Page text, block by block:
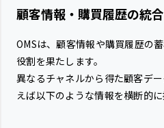
顧客情報・購買履歴の統
OMSは、顧客情報や購買履歴の
役割を果たします。
異なるチャネルから得た顧客デ
えば以下のような情報を横断的に